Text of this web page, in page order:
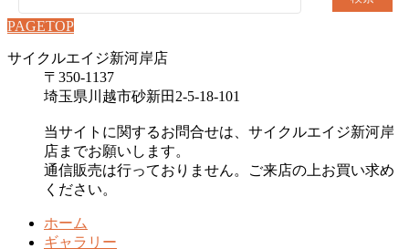
索:
PAGETOP
サイクルエイジ新河岸店
〒350-1137
埼玉県川越市砂新田2-5-18-101
当サイトに関するお問合せは、サイクルエイジ新河岸
店までお願いします。
通信販売は行っておりません。ご来店の上お買い求め
ください。
ホーム
ギャラリー